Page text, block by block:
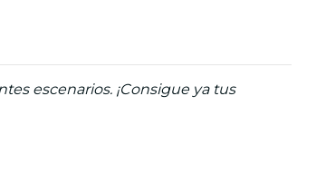
escenarios. ¡Consigue ya tus